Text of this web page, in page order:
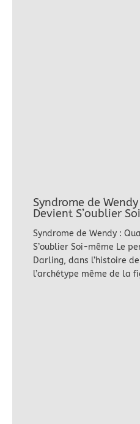
Syndrome de
Devient S’oublier
Syndrome de Wendy :
S’oublier Soi-même Le
Darling, dans l’histoire
l’archétype même de la